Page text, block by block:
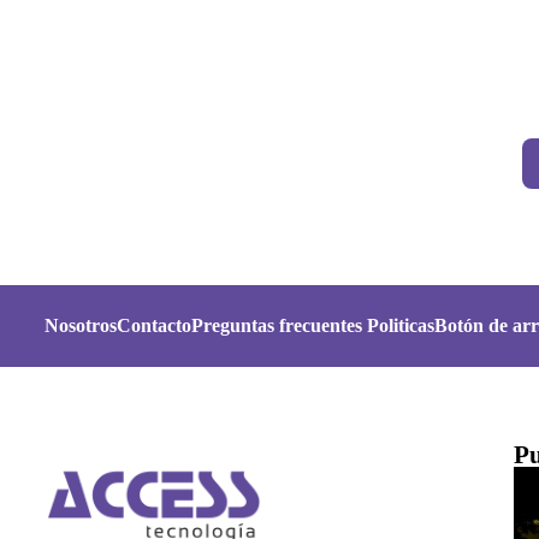
NosotrosContactoPreguntas frecuentes PoliticasBotón de